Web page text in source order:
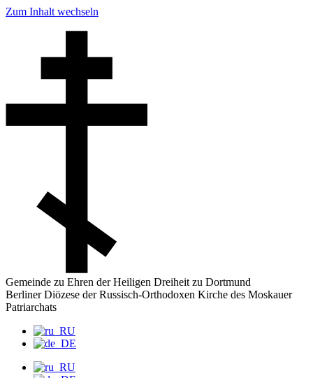
Zum Inhalt wechseln
Gemeinde zu Ehren der Heiligen Dreiheit zu Dortmund
Berliner Diözese der Russisch-Orthodoxen Kirche des Moskauer
Patriarchats